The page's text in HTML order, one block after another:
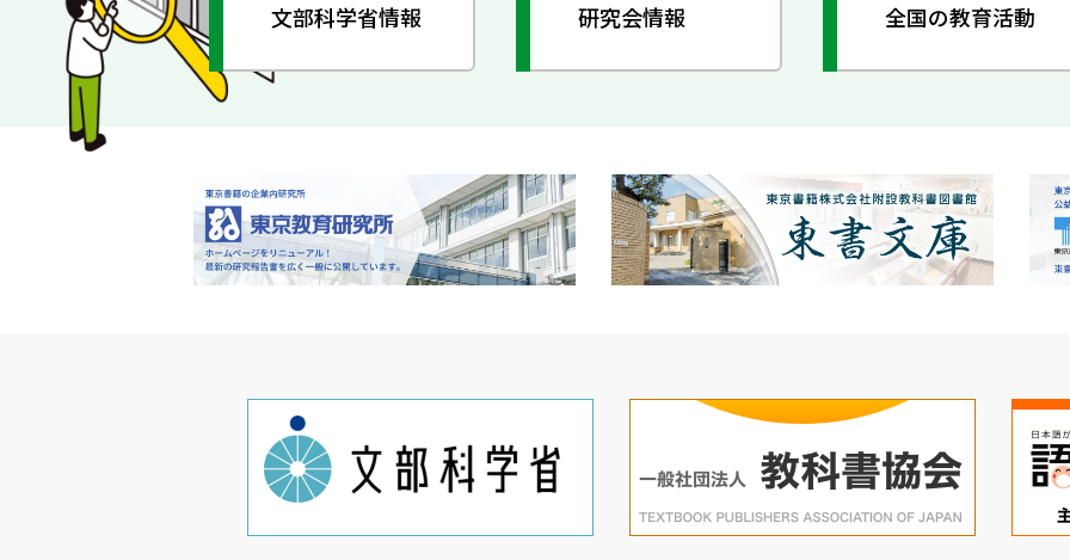
文部科学省情報 研究会情報 全国の教育活動